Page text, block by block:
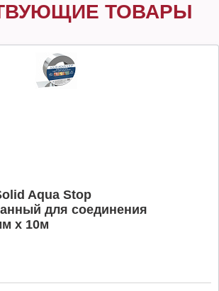
ТОВАРЫ
Aqua Stop
для соединения
х 10м